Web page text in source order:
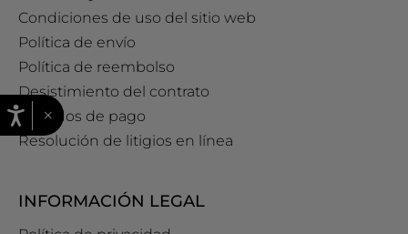
Condiciones de uso del sitio web
Política de envío
Política de reembolso
Desistimiento del contrato
Métodos de pago
Resolución de litigios en línea
INFORMACIÓN LEGAL
×